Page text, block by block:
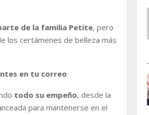
de la familia Petite, pero
los certámenes de belleza más
en tu correo
todo su empeño, desde la
para mantenerse en el